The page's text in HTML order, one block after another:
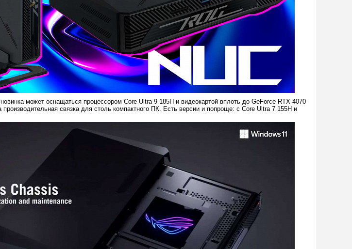
может оснащаться процессором Core Ultra 9 185H и видеокартой вплоть до GeForce RTX 4070
связка для столь компактного ПК. Есть версии и попроще: с Core Ultra 7 155H и